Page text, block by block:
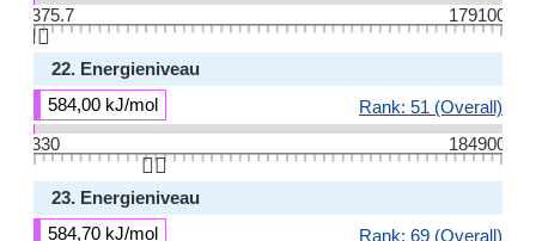
375.7
179100
👆🏻
22. Energieniveau
584,00 kJ/mol
Rank: 51 (Overall)
330
184900
👆🏻
23. Energieniveau
584,70 kJ/mol
Rank: 69 (Overall)